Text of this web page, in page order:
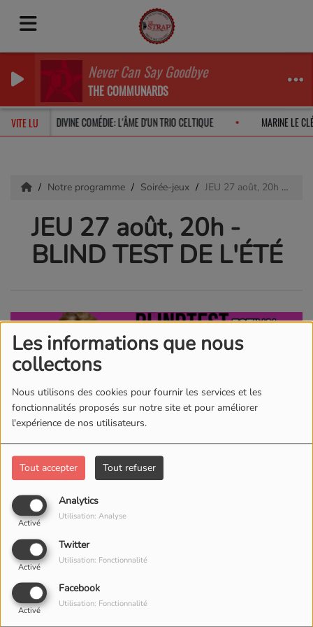
Les informations que nous
collectons
Nous utilisons des cookies pour fournir les services et les
fonctionnalités proposés sur notre site et pour améliorer
l'expérience de nos utilisateurs.
Tout accepter Tout refuser
Analytics
Activé
Utilisation: Analyse
Twitter
Activé
Utilisation: Fonctionnalité
Facebook
Activé
Utilisation: Fonctionnalité
Never Can Say Goodbye
THE COMMUNARDS
VITE LU DIVINE COMÉDIE: L'ÂME D'UN TRIO CELTIQUE MARINE LE
Notre programme Soirée-jeux JEU 27 août, 20h - BLIND TEST DE L'ÉTÉ
JEU 27 août, 20h -
BLIND TEST DE L'ÉTÉ
Le 27 août 2026
20:00 - 22:30
LE STRAP' COMEDY CLUB
Rue de Morat 1
1700, Fribourg
Cinq séries de vingt titres, quelques secondes de
réflexion et vous devrez découvrir interprètes et titres de